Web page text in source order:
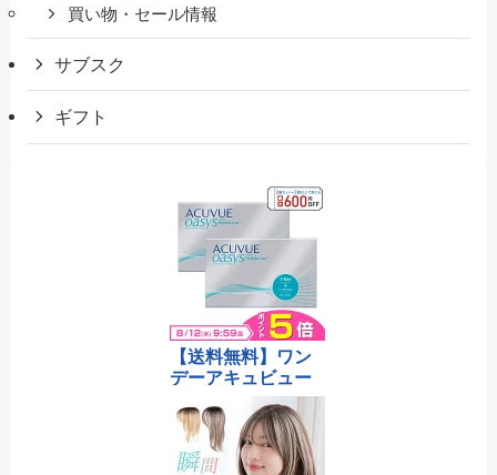
買い物・セール情報
サブスク
ギフト